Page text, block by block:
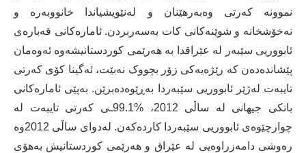
نموونە کەرتی وەبەرهێنان و لەنێویشیاندا خانووبەرە و
نەخۆشخانە و شوێنەکانی کات بەسەربردن. ئامارەکانی قەبارەی
ئابووریی سێبەر لە عێراقدا بە هەرێمی کوردستانیشەوە ئەوەمان
پێشاندەدەن کە رێژەیەکی زۆر بچووک نەبێت، ئەگینا کۆی کەرتی
تایبەت لەژێر ئابووریی سێبەردا بەڕێوەدەبرێن. بەپێی ئامارەکانی
بانکی جیهانی لە ساڵی 2012، %99.1ـی کەرتی تایبەت لە
چوارچێوەی ئابووریی سێبەردا کاردەکەن. لەدوای ساڵی 2012وە
رەوشی دامەزراوەیی لە عێراق و هەرێمی کوردستانیش بەهۆی